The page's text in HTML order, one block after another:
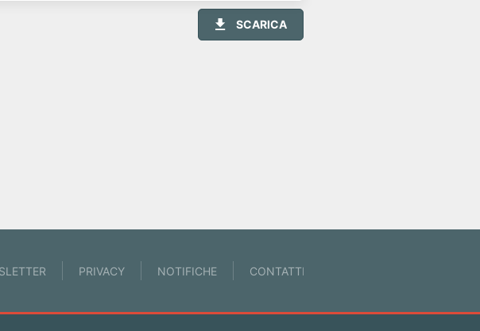
SCARICA
PRIVACY NOTIFICHE CONTATTI